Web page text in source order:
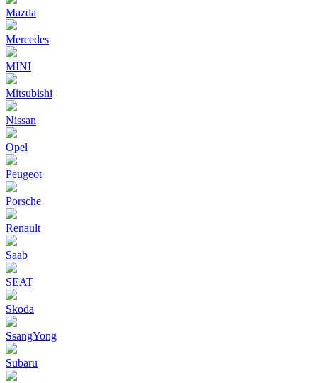
Mazda
Mercedes
MINI
Mitsubishi
Nissan
Opel
Peugeot
Porsche
Renault
Saab
SEAT
Skoda
SsangYong
Subaru